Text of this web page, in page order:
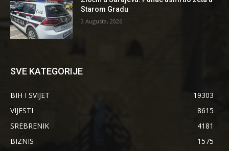
Starom Gradu
3 Augusta, 2026
SVE KATEGORIJE
BIH I SVIJET
19303
VIJESTI
8615
SREBRENIK
4181
BIZNIS
1575